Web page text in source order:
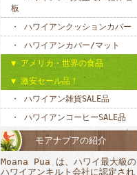
板
ハワイアンクッションカバー
ハワイアンカバー/マット
アメリカ・世界の食品
激安セール品！
ハワイアン雑貨SALE品
ハワイアンコーヒーSALE品
モアナプアの紹介
Moana Pua は、ハワイ最大級の
ハワイアンキルト会社に認定され